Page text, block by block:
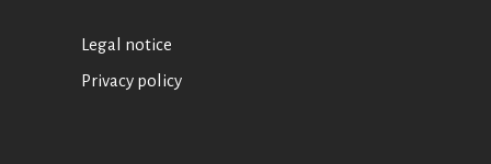
Legal notice
Privacy policy